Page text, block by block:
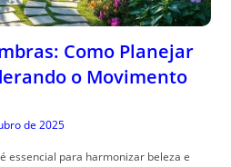
Como Planejar
o Movimento
de 2025
essencial para harmonizar beleza e